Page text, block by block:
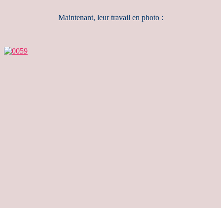
Maintenant, leur travail en photo :